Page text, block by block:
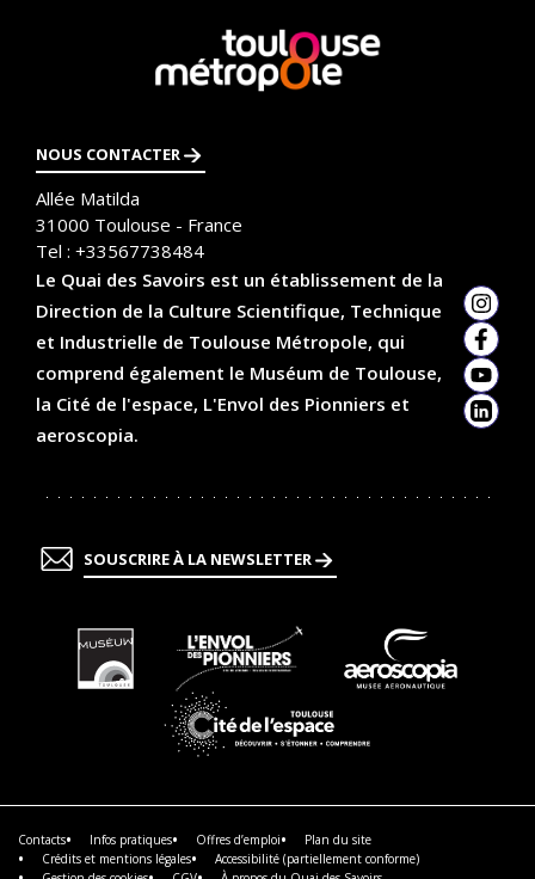
a
t
En
savoir
plus
NOUS CONTACTER
Allée Matilda
31000 Toulouse - France
Tel : +33567738484
Le Quai des Savoirs est un établissement de la
Direction de la Culture Scientifique, Technique
et Industrielle de Toulouse Métropole, qui
comprend également le Muséum de Toulouse,
la Cité de l'espace, L'Envol des Pionniers et
aeroscopia.
SOUSCRIRE À LA NEWSLETTER
En
savoir
plus
Contacts Infos pratiques Offres d’emploi
Plan du site
Crédits et mentions légales
Accessibilité (partiellement conforme)